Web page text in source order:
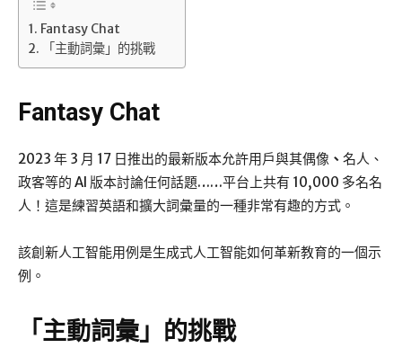
Fantasy Chat
「主動詞彙」的挑戰
Fantasy Chat
2023 年 3 月 17 日推出的最新版本允許用戶與其偶像 、 名人、
政客等的 AI 版本討論任何話題……平台上共有 10,000 多名名
人！這是練習英語和擴大詞彙量的一種非常有趣的方式。
該創新人工智能用例是生成式人工智能如何革新教育的一個示
例。
「主動詞彙」的挑戰